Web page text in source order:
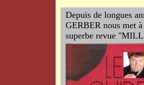
Depuis de longues
GERBER nous met
superbe revue